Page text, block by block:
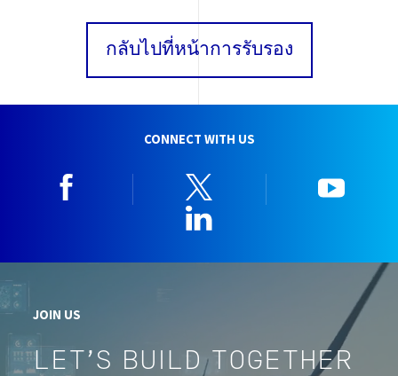
กลับไปที่หน้าการรับรอง
CONNECT WITH US
JOIN US
LET'S BUILD TOGETHER